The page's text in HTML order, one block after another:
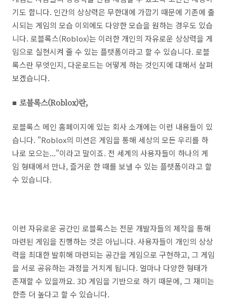
기도 합니다. 인간의 상상력은 무한대에 가깝기 때문에 기존에 출
시되는 게임의 모습 이외에도 다양한 모습을 원하는 경우도 있습
니다. 로블록스(Roblox)는 이러한 개인의 자유로운 상상력을 게
임으로 실현시켜 줄 수 있는 플랫폼이라고 할 수 있습니다. 로블
록스란 무엇인지, 다운로드는 어떻게 하는 것인지에 대해서 살펴
보겠습니다.
■ 로블록스(Roblox)란,
로블록스 메인 홈페이지에 있는 회사 소개에는 이런 내용들이 있
습니다. "Roblox의 미션은 게임을 통해 세상의 모든 우리를 하
나로 모으는..."이라고 말이죠. 전 세계의 사용자들이 하나의 게
임 형태에서 만나, 즐거운 한 때를 보낼 수 있는 플랫폼이라고 할
수 있습니다.
이런 자유로운 공간인 로블록스는 전문 개발자들의 제작을 통해
마련된 게임을 진행하는 것은 아닙니다. 사용자들이 개인의 상상
력을 최대한 발휘해 마련되는 공간을 게임으로 구현하고, 그 게임
을 서로 공유하는 과정을 거치게 됩니다. 얼마나 다양한 형태가
존재할 수 있을까요. 3D 게임을 기반으로 하기 때문에, 그 재미는
한층 더 높다고 할 수 있습니다.